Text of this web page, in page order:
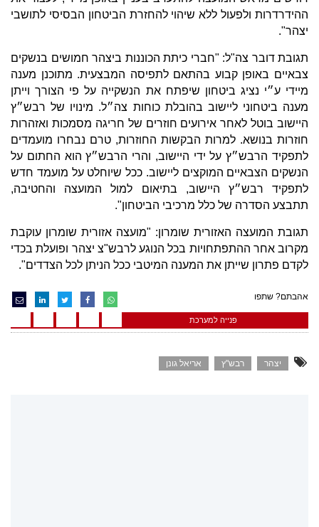
ההידרדרות ולפעול ללא שיהוי להחזרת הביטחון הבסיסי לתושבי
יצהר".
תגובת דובר צה"ל: "חברי כיתת הכוננות ביצהר חמושים בנשקים
צבאיים באופן קבוע בהתאם לתפיסה המבצעית. מתוכנן מענה
מיידי ע״י נציג ביטחון שיפתח את הנשקייה על פי הצורך וייתן
מענה ביטחוני ליישוב בהובלת כוחות צה״ל. מינויו של רבש״ץ
היישוב בוטל לאחר אירועים חוזרים של חריגה מסמכות ואזהרות
חוזרות בנושא. למרות הבקשות החוזרות, טרם נבחרו מועמדים
לתפקיד הרבש״ץ על ידי היישוב, והרי הרבש״ץ הוא החתום על
הנשקים הצבאיים המוקצים ליישוב. ככל שיוחלט על מועמד חדש
לתפקיד רבש״ץ היישוב, בתיאום למול המועצה והחטיבה,
תתבצע הסדרה של כלל מרכיבי הביטחון".
תגובת המועצה האזורית שומרון: "מועצה אזורית שומרון עוקבת
מקרוב אחר ההתפתחויות בכל הנוגע לרבש"צ יצהר ופועלת בכדי
לקדם פתרון שייתן את המענה המיטבי ככל הניתן לכל הצדדים".
אהבתם? שתפו
פנייה למערכת
יצהר רבש"ץ אריאל גונן